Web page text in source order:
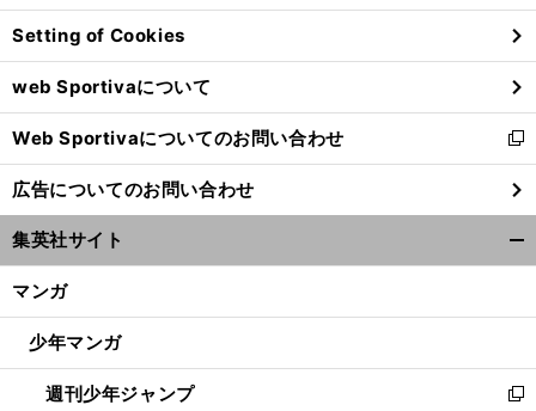
ン
ド
ウ
で
開
く
Setting of Cookies
web Sportivaについて
Web Sportivaについてのお問い合わせ
新
し
い
ウ
ィ
ン
ウ
開
く
広告についてのお問い合わせ
集英社サイト
マンガ
少年マンガ
週刊少年ジャンプ
新